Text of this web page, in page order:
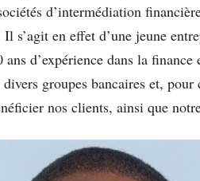
d’intermédiation
s’agit en effet d’une jeune
d’expérience dans la
groupes bancaires et,
nos clients, ainsi que